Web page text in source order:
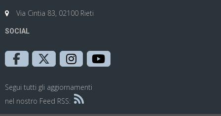
Via Cintia 83, 02100 Rieti
SOCIAL
Segui tutti gli aggiornamenti
nel nostro Feed RSS: